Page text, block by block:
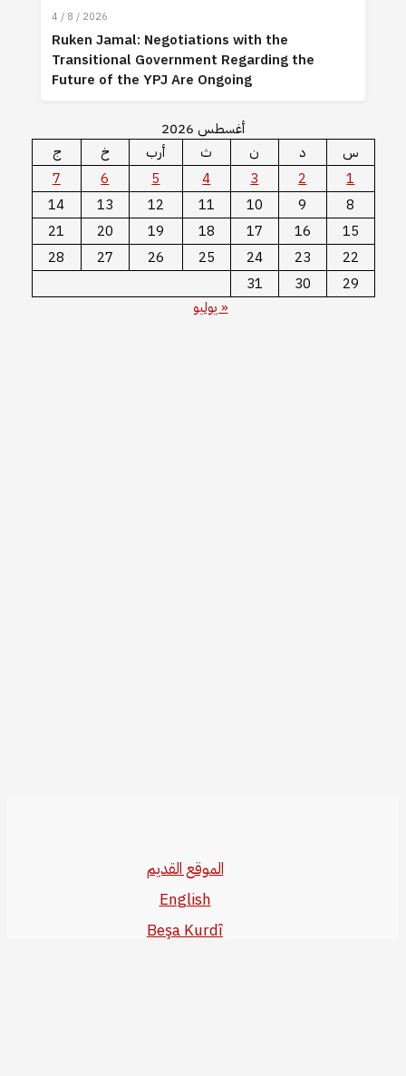
4 / 8 / 2026
Ruken Jamal: Negotiations with the
Transitional Government Regarding the
Future of the YPJ Are Ongoing
أغسطس 2026
س
د ن ث أرب خ
ج
1
2
3
4
5
6
7
8
9
10
11
12
13
14
15
16
17
18
19
20
21
22
23
24
25
26
27
28
29
30
31
« يوليو
الموقع القديم
English
Beşa Kurdî